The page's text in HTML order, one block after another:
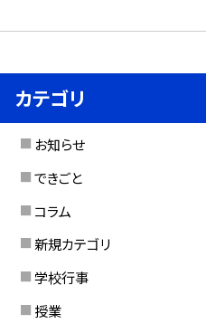
カテゴリ
お知らせ
できごと
コラム
新規カテゴリ
学校行事
授業